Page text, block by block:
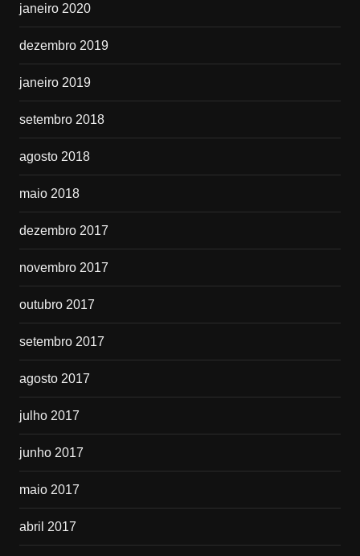
janeiro 2020
dezembro 2019
janeiro 2019
setembro 2018
agosto 2018
maio 2018
dezembro 2017
novembro 2017
outubro 2017
setembro 2017
agosto 2017
julho 2017
junho 2017
maio 2017
abril 2017